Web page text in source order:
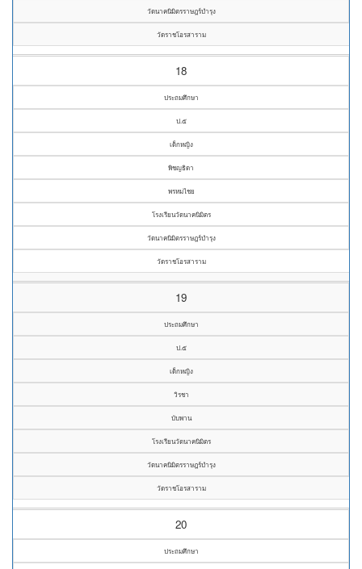
วัดนาคนิมิตรราษฎร์บำรุง
วัดราชโอรสาราม
18
ประถมศึกษา
ป.๕
เด็กหญิง
พิชญธิดา
พรหมไชย
โรงเรียนวัดนาคนิมิตร
วัดนาคนิมิตรราษฎร์บำรุง
วัดราชโอรสาราม
19
ประถมศึกษา
ป.๕
เด็กหญิง
วิรชา
บับพาน
โรงเรียนวัดนาคนิมิตร
วัดนาคนิมิตรราษฎร์บำรุง
วัดราชโอรสาราม
20
ประถมศึกษา